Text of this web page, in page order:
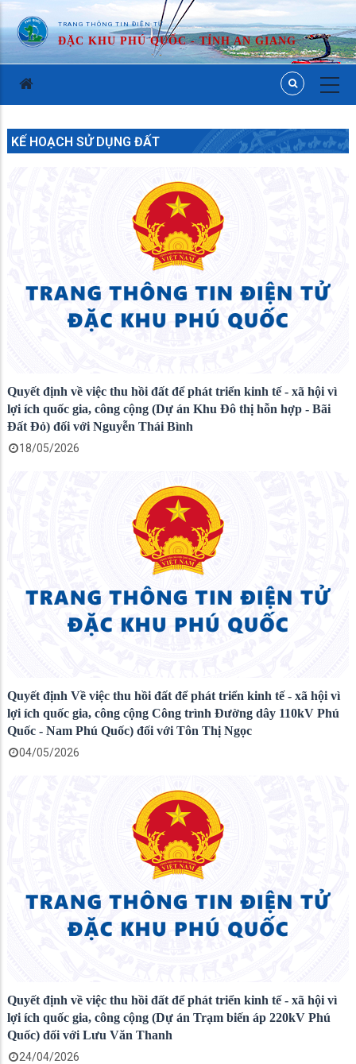
TRANG THÔNG TIN ĐIỆN TỬ
ĐẶC KHU PHÚ QUỐC - TỈNH AN GIANG
KẾ HOẠCH SỬ DỤNG ĐẤT
Quyết định về việc thu hồi đất để phát triển kinh tế - xã hội vì
lợi ích quốc gia, công cộng (Dự án Khu Đô thị hỗn hợp - Bãi
Đất Đỏ) đối với Nguyễn Thái Bình
18/05/2026
Quyết định Về việc thu hồi đất để phát triển kinh tế - xã hội vì
lợi ích quốc gia, công cộng Công trình Đường dây 110kV Phú
Quốc - Nam Phú Quốc) đối với Tôn Thị Ngọc
04/05/2026
Quyết định về việc thu hồi đất để phát triển kinh tế - xã hội vì
lợi ích quốc gia, công cộng (Dự án Trạm biến áp 220kV Phú
Quốc) đối với Lưu Văn Thanh
24/04/2026